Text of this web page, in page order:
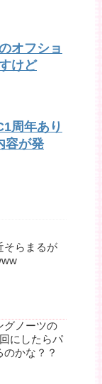
オフショ
けど
周年あり
容が発
そらまるが
グノーツの
にしたらパ
かな？？